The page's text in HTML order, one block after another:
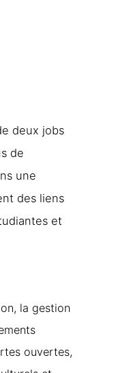
deux jobs
de
une
des liens
et
la gestion
ouvertes,